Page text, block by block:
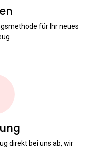
für Ihr neues
direkt bei uns ab, wir